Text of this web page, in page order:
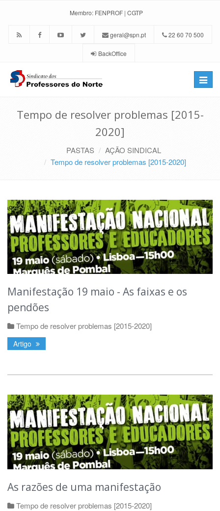
Membro: FENPROF | CGTP
geral@spn.pt 22 60 70 500
BackOffice
Toggle
Tempo de resolver problemas [2015-
2020]
PASTAS
AÇÃO SINDICAL
Tempo de resolver problemas [2015-2020]
Manifestação 19 maio - As faixas e os
pendões
Tempo de resolver problemas [2015-2020]
Artigo
As razões de uma manifestação
Tempo de resolver problemas [2015-2020]